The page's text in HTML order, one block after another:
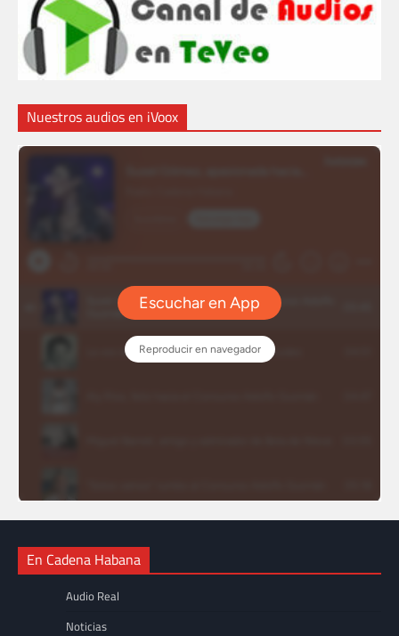
Nuestros audios en iVoox
En Cadena Habana
Audio Real
Noticias